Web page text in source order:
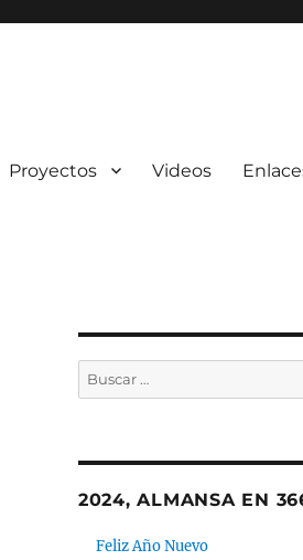
Proyectos Videos
Buscar
por:
2024, ALMANSA EN
Feliz Año Nuevo